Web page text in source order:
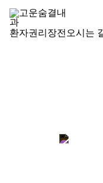
환자권리장전 오시는